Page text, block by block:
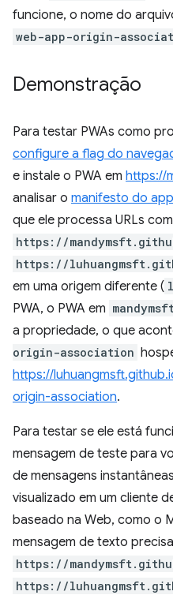
funcione, o nome do
web-app-origin-
Demonstração
Para testar PWAs como
configure a flag do
e instale o PWA em https://
analisar o manifesto do
que ele processa URLs
https://
https://
em uma origem diferente (
PWA, o PWA em
a propriedade, o que
origin-association
https://
origin-association.
Para testar se ele está
mensagem de teste para
de mensagens
visualizado em um cliente
baseado na Web, como o
mensagem de texto
https://
https://